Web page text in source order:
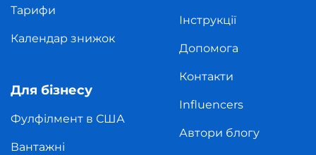
Тарифи
Календар знижок
Для бізнесу
Фулфілмент в США
Вантажні
Інструкції
Допомога
Контакти
Influencers
Автори блогу